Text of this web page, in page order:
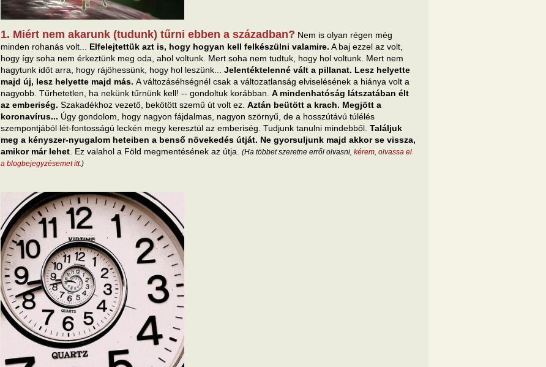
1. Miért nem akarunk (tudunk) tűrni ebben a században? Nem is olyan régen még
minden rohanás volt... Elfelejtettük azt is, hogy hogyan kell felkészülni valamire. A baj ezzel az volt,
hogy így soha nem érkeztünk meg oda, ahol voltunk. Mert soha nem tudtuk, hogy hol voltunk. Mert nem
hagytunk időt arra, hogy rájöhessünk, hogy hol leszünk... Jelentéktelenné vált a pillanat. Lesz helyette
majd új, lesz helyette majd más. A változáséhségnél csak a változatlanság elviselésének a hiánya volt a
nagyobb. Tűrhetetlen, ha nekünk tűrnünk kell! -- gondoltuk korábban. A mindenhatóság látszatában élt
az emberiség. Szakadékhoz vezető, bekötött szemű út volt ez. Aztán beütött a krach. Megjött a
koronavírus... Úgy gondolom, hogy nagyon fájdalmas, nagyon szörnyű, de a hosszútávú túlélés
szempontjából lét-fontosságú leckén megy keresztül az emberiség. Tudjunk tanulni mindebből. Találjuk
meg a kényszer-nyugalom heteiben a benső növekedés útját. Ne gyorsuljunk majd akkor se vissza,
amikor már lehet . Ez valahol a Föld megmentésének az útja. (Ha többet szeretne erről olvasni, kérem, olvassa el
a blogbejegyzésemet itt.)